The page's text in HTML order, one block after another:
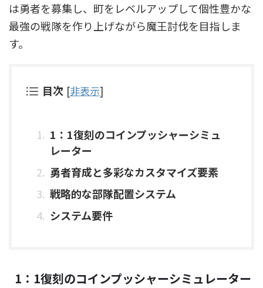
は勇者を募集し、町をレベルアップして個性豊かな
最強の戦隊を作り上げながら魔王討伐を目指しま
す。
目次 [非表示]
1：1復刻のコインプッシャーシミュ
レーター
勇者育成と多彩なカスタマイズ要素
戦略的な部隊配置システム
システム要件
1：1復刻のコインプッシャーシミュレーター